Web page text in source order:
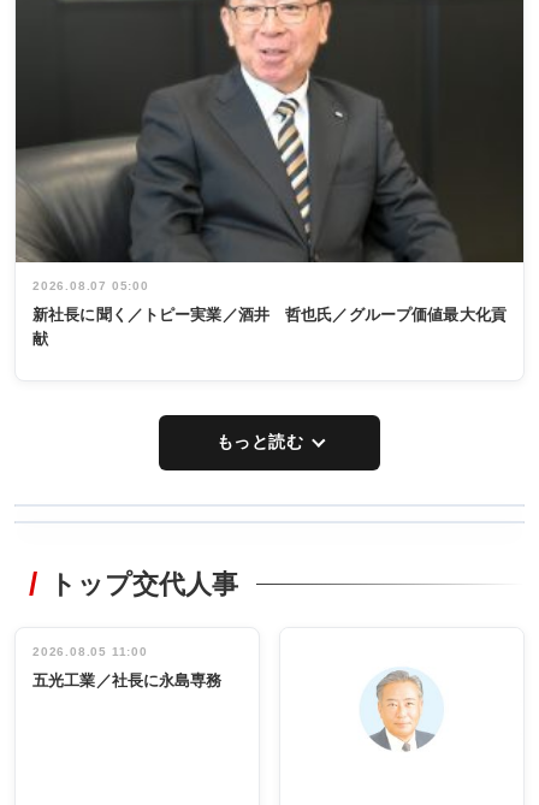
2026.08.07 05:00
新社長に聞く／トピー実業／酒井 哲也氏／グループ価値最大化貢
献
もっと読む
非鉄業界で
インタビュ
ー／社内ア
タックトレー
祝う 業界関
係者ら220人
出席
トップ交代人事
2026.08.05 11:00
五光工業／社長に永島専務